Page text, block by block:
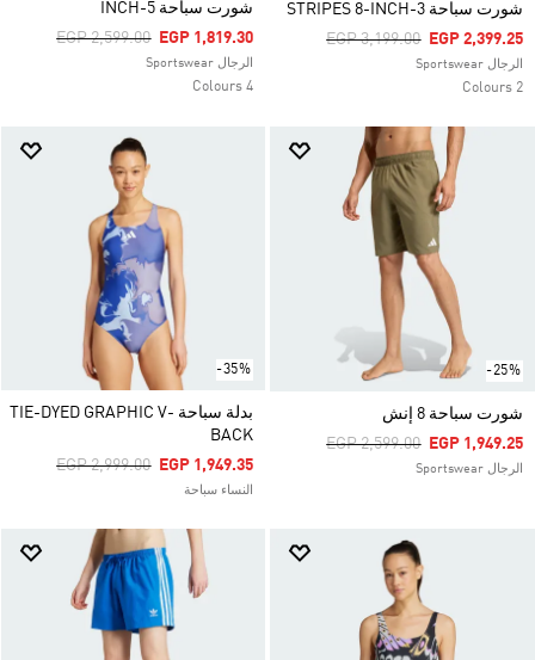
شورت سباحة 3-STRIPES 8-INCH
Price Reduced From
EGP 3,199.00ToEGP 2,399.25
الرجال Sportswear
2 Colours
شورت سباحة 5-INCH
Price Reduced From
EGP 2,599.00ToEGP 1,819.30
الرجال Sportswear
4 Colours
-25%
شورت سباحة 8 إنش
Price Reduced From
EGP 2,599.00ToEGP 1,949.25
الرجال Sportswear
-35%
بدلة سباحة TIE-DYED GRAPHIC V-
BACK
Price Reduced From
EGP 2,999.00ToEGP 1,949.35
النساء سباحة